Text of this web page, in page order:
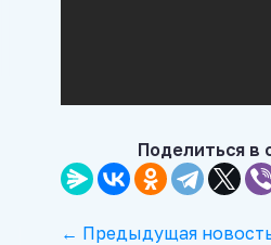
Поделиться в
← Предыдущая